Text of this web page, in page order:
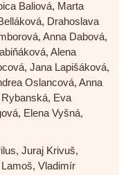
Baliová, Marta
Drahoslava
Anna Dabová,
Alena
Jana Lapišáková,
Oslancová, Anna
Eva
Elena Vyšná,
Juraj Krivuš,
Vladimír